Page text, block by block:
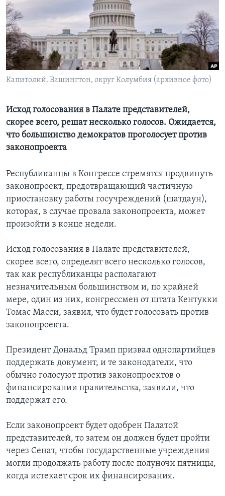
Learning English
СОЦИАЛЬНЫЕ СЕТИ
Капитолий. Вашингтон, округ Колумбия (архивное фото)
Исход голосования в Палате представителей,
скорее всего, решат несколько голосов. Ожидается,
что большинство демократов проголосует против
законопроекта
Республиканцы в Конгрессе стремятся продвинуть
законопроект, предотвращающий частичную
приостановку работы госучреждений (шатдаун),
которая, в случае провала законопроекта, может
произойти в конце недели.
Исход голосования в Палате представителей,
скорее всего, определят всего несколько голосов,
так как республиканцы располагают
незначительным большинством и, по крайней
мере, один из них, конгрессмен от штата Кентукки
Томас Масси, заявил, что будет голосовать против
законопроекта.
Президент Дональд Трамп призвал однопартийцев
поддержать документ, и те законодатели, что
обычно голосуют против законопроектов о
финансировании правительства, заявили, что
поддержат его.
Если законопроект будет одобрен Палатой
представителей, то затем он должен будет пройти
через Сенат, чтобы государственные учреждения
могли продолжать работу после полуночи пятницы,
когда истекает срок их финансирования.